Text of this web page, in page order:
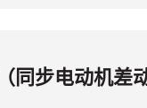
同步电动机差